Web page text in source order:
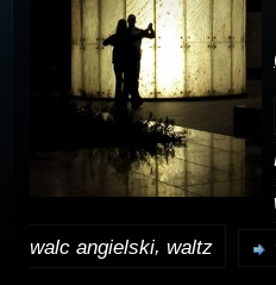
walc angielski, waltz